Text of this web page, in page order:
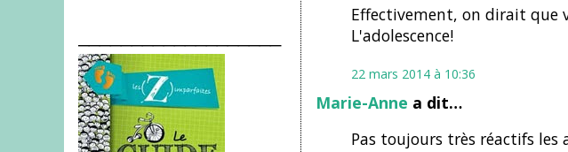
Effectivement, on dirait que
L'adolescence!
22 mars 2014 à 10:36
Marie-Anne a dit…
Pas toujours très réactifs les